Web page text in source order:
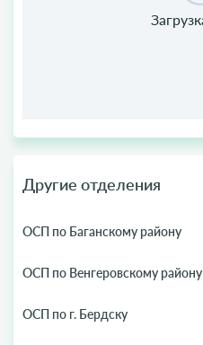
Другие отделения
ОСП по Баганскому району
ОСП по Венгеровскому району
ОСП по г. Бердску